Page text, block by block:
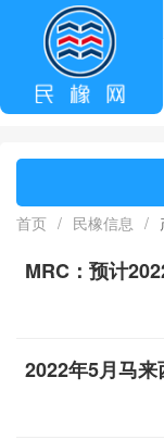
首页 / 民橡信息 /
MRC：预计
2022年5月马